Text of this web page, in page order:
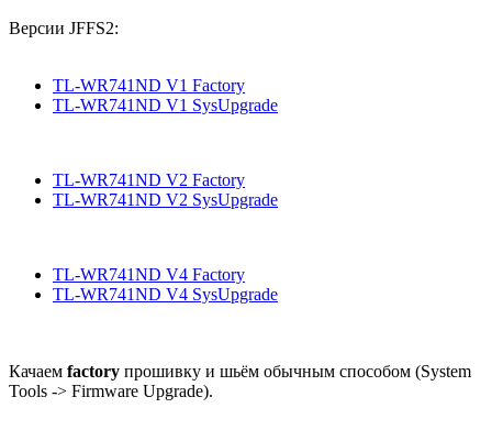
Версии JFFS2:
TL-WR741ND V1 Factory
TL-WR741ND V1 SysUpgrade
TL-WR741ND V2 Factory
TL-WR741ND V2 SysUpgrade
TL-WR741ND V4 Factory
TL-WR741ND V4 SysUpgrade
Качаем factory прошивку и шьём обычным способом (System
Tools -> Firmware Upgrade).